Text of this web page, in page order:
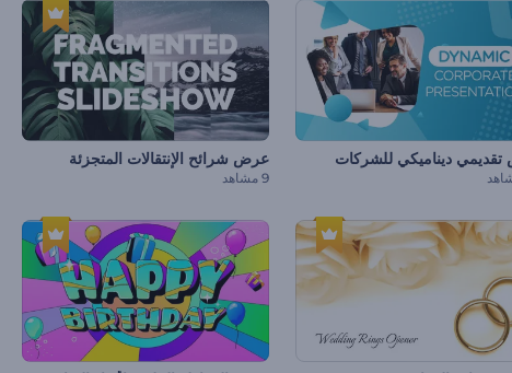
ديناميكي للشركات عرض شرائح الإنتقالات المتجزئة
9 مشاهد